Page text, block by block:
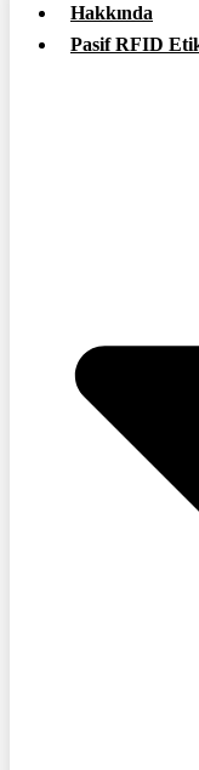
Hakkında
Pasif RFID